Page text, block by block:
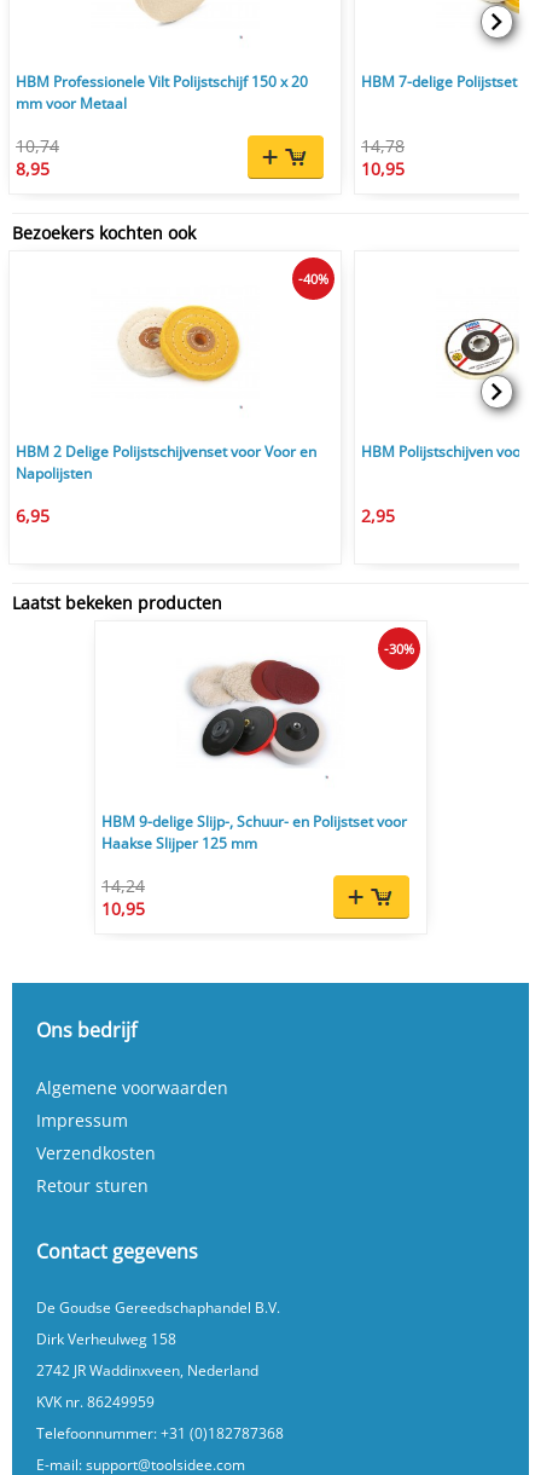
HBM Professionele Vilt Polijstschijf 150 x 20
mm voor Metaal
10,74
8,95
HBM 7-delige Polijstset
14,78
10,95
Bezoekers kochten ook
HBM 2 Delige Polijstschijvenset voor Voor en
Napolijsten
6,95
-40%
HBM Polijstschijven voor
2,95
Laatst bekeken producten
HBM 9-delige Slijp-, Schuur- en Polijstset voor
Haakse Slijper 125 mm
14,24
10,95
-30%
Ons bedrijf
Algemene voorwaarden
Impressum
Verzendkosten
Retour sturen
Contact gegevens
De Goudse Gereedschaphandel B.V.
Dirk Verheulweg 158
2742 JR Waddinxveen, Nederland
KVK nr. 86249959
Telefoonnummer:+31 (0)182787368
E-mail:support@toolsidee.com